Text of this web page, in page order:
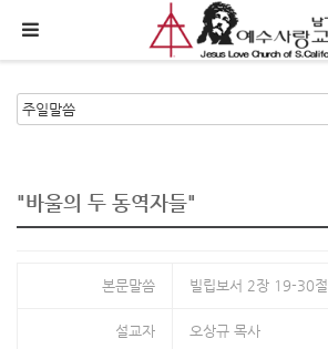
메뉴 건너뛰기
"바울의 두 동역자들"
본문말씀 빌립보서 2장 19-30절
설교자 오상규 목사